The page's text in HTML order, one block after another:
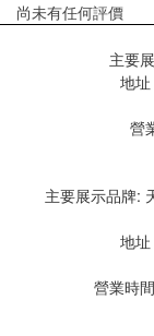
尚未有任何評價
主要
地
營
主要展示品牌:
地
營業時